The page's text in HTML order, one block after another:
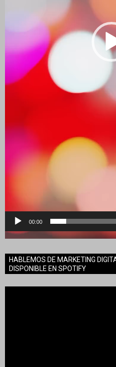
00:00
HABLEMOS DE MARKETING
DISPONIBLE EN SPOTIFY